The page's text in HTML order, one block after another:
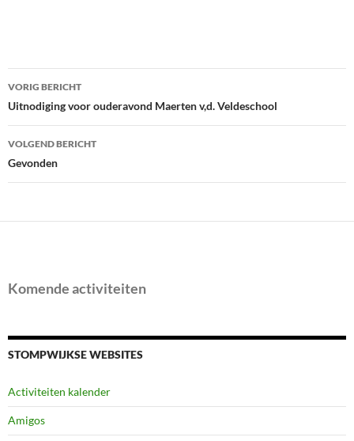
Bericht
navigatie
VORIG BERICHT
Uitnodiging voor ouderavond Maerten v,d. Veldeschool
VOLGEND BERICHT
Gevonden
Komende activiteiten
STOMPWIJKSE WEBSITES
Activiteiten kalender
Amigos